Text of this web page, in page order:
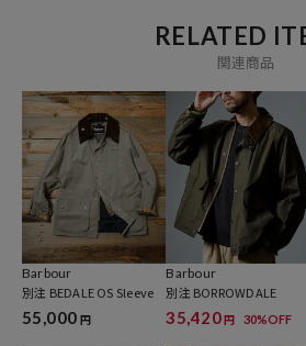
ブランド説明
【KEEN / キーン】
2003年、オレゴン州ポートランドで誕生した
創設者ローリー･ファーストは”サンダルは
だろうか”という新しい観点でアウトドアの
した。 こうして開発された創業モデル「
越えたサンダルとして新たな価値を求める
では機能、ファッション、 環境への配慮を
フへ向け斬新な商品開発を創造し続けてい
RELATED
関連商品
Barbour
別注 BEDALE OS Sleeve
55,000 円
Barbour
別注 BORROWDALE
35,420 円 30%OFF